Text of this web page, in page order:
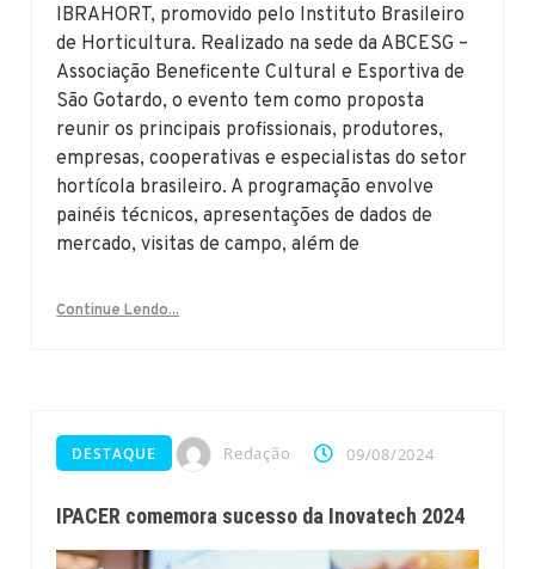
IBRAHORT, promovido pelo Instituto Brasileiro
de Horticultura. Realizado na sede da ABCESG –
Associação Beneficente Cultural e Esportiva de
São Gotardo, o evento tem como proposta
reunir os principais profissionais, produtores,
empresas, cooperativas e especialistas do setor
hortícola brasileiro. A programação envolve
painéis técnicos, apresentações de dados de
mercado, visitas de campo, além de
Continue Lendo...
DESTAQUE Redação 09/08/2024
IPACER comemora sucesso da Inovatech 2024